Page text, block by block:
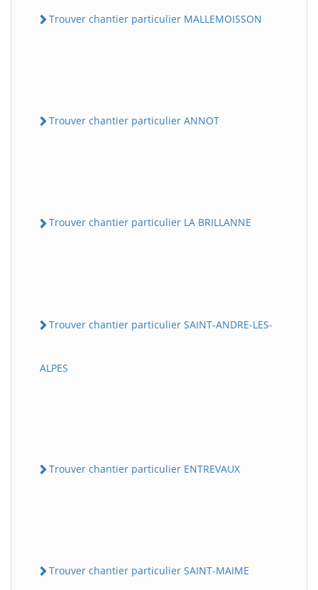
Trouver chantier particulier MALLEMOISSON
Trouver chantier particulier ANNOT
Trouver chantier particulier LA BRILLANNE
Trouver chantier particulier SAINT-ANDRE-LES-
ALPES
Trouver chantier particulier ENTREVAUX
Trouver chantier particulier SAINT-MAIME